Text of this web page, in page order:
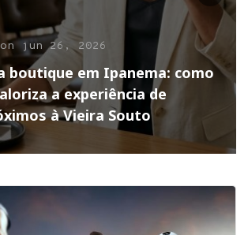
on jun 26, 2026
boutique em Ipanema: como
a experiência de
à Vieira Souto